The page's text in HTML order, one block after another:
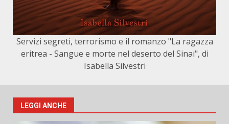
Servizi segreti, terrorismo e il romanzo "La ragazza
eritrea - Sangue e morte nel deserto del Sinai", di
Isabella Silvestri
LEGGI ANCHE